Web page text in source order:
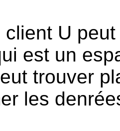
client U
est un
trouver
les